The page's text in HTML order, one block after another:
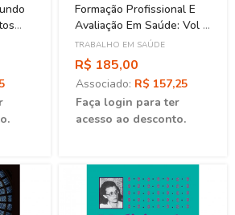
Formação Profissional E
Avaliação Em Saúde: Vol 2
- Avaliação De
Desempenho Das
Intervenções Da Saúde
TRABALHO EM SAÚDE
R$ 185,00
Associado: R$ 157,25
Faça login para ter
acesso ao desconto.